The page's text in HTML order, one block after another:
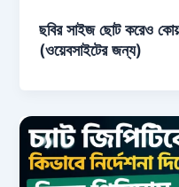
ছবির সাইজ ছোট করেও
(ওয়েবসাইটের জন্য)